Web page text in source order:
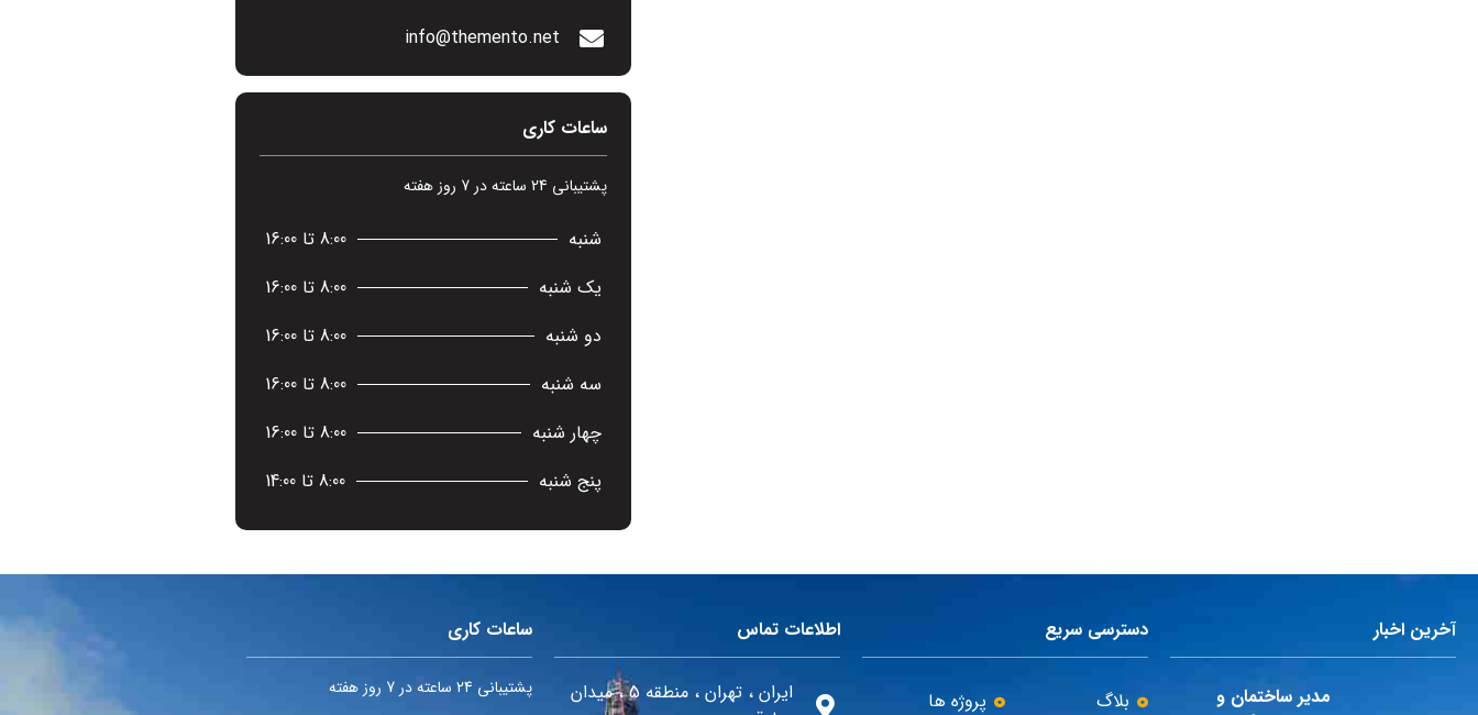
info@themento.net
ساعات کاری
پشتیبانی 24 ساعته در 7 روز هفته
شنبه
8:00 تا 16:00
یک شنبه
8:00 تا 16:00
دو شنبه
8:00 تا 16:00
سه شنبه
8:00 تا 16:00
چهار شنبه
8:00 تا 16:00
پنج شنبه
8:00 تا 14:00
آخرین اخبار
مدیر ساختمان و
دسترسی سریع
بلاگ پروژه ها
اطلاعات تماس
ایران ، تهران ، منطقه 5 ، میدان
ساعات کاری
پشتیبانی 24 ساعته در 7 روز هفته